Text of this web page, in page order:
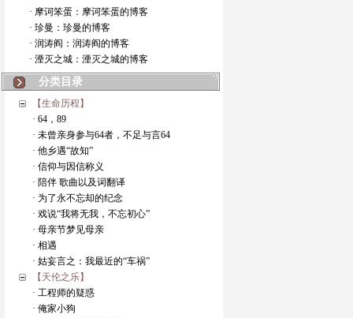
· 摩诃笨蛋：摩诃笨蛋的博客
· 珍曼：珍曼的博客
· 润涛阎：润涛阎的博客
· 湮灭之城：湮灭之城的博客
分类目录
【生命历程】
· 64，89
· 未曾亲身参与64者，不足与言64
· 他乡遇“故知”
· 信仰与因信称义
· 陪伴 歌曲以及词翻译
· 为了永不忘却的纪念
· 戏说“我将无我，不忘初心”
· 母亲节梦见母亲
· 相遇
· 姑妄言之：我最近的“车祸”
【天伦之乐】
· 工程师的疑惑
· 俺家小狗